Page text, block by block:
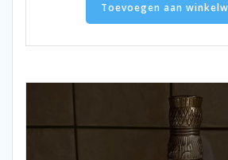
Toevoegen aan